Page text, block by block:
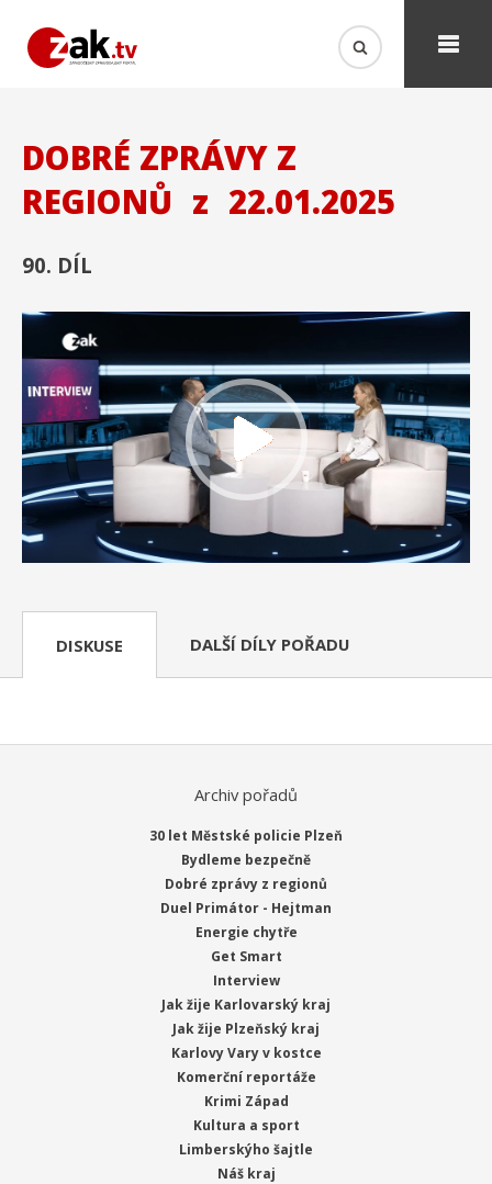
DOBRÉ ZPRÁVY Z
REGIONŮ z 22.01.2025
90. DÍL
DISKUSE DALŠÍ DÍLY POŘADU
Archiv pořadů
30 let Městské policie Plzeň
Bydleme bezpečně
Dobré zprávy z regionů
Duel Primátor - Hejtman
Energie chytře
Get Smart
Interview
Jak žije Karlovarský kraj
Jak žije Plzeňský kraj
Karlovy Vary v kostce
Komerční reportáže
Krimi Západ
Kultura a sport
Limberskýho šajtle
Náš kraj